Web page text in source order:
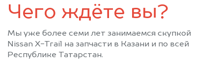
Чего ждёте вы?
Мы уже более семи лет занимаемся скупкой
Nissan X-Trail на запчасти в Казани и по всей
Республике Татарстан.